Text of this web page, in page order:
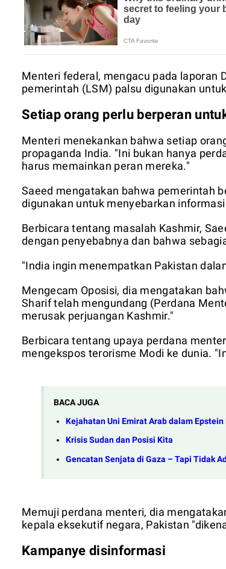
Menteri federal, mengacu pada laporan
pemerintah (LSM) palsu digunakan
Setiap orang perlu berperan
Menteri menekankan bahwa setiap
propaganda India. "Ini bukan hanya
harus memainkan peran mereka."
Saeed mengatakan bahwa pemerintah
digunakan untuk menyebarkan
Berbicara tentang masalah Kashmir,
dengan penyebabnya dan bahwa
"India ingin menempatkan Pakistan
Mengecam Oposisi, dia mengatakan
Sharif telah mengundang (Perdana
merusak perjuangan Kashmir."
Berbicara tentang upaya perdana
mengekspos terorisme Modi ke dunia.
BACA JUGA
Kejahatan Uni Emirat Arab dalam
Krisis Sudan dan Posisi Kita
Gencatan Senjata di Gaza – Tapi Tidak
Memuji perdana menteri, dia
kepala eksekutif negara, Pakistan
Kampanye disinformasi